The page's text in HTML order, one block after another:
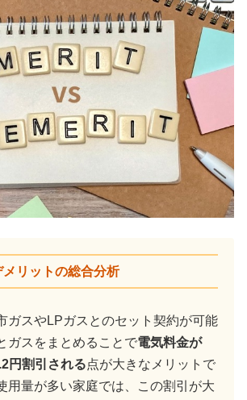
メリットの総合分析
ガスやLPガスとのセット契約が可能
ガスをまとめることで電気料金が
円割引される点が大きなメリットで
用量が多い家庭では、この割引が大